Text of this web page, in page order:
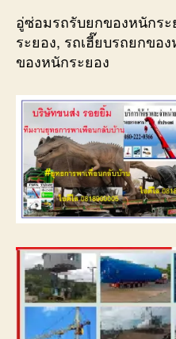
อู่ซ่อมรถรับยกของหนักร
ระยอง, รถเฮี๊ยบรถยกขอ
ของหนักระยอง